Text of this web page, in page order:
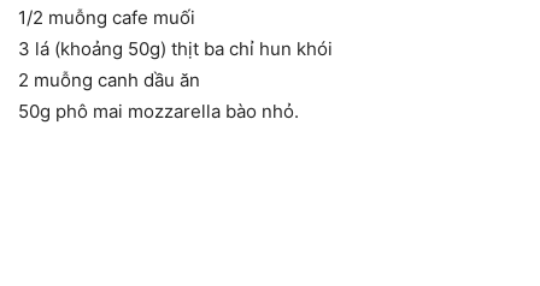
1/2 muỗng cafe muối
3 lá (khoảng 50g) thịt ba chỉ hun khói
2 muỗng canh dầu ăn
50g phô mai mozzarella bào nhỏ.